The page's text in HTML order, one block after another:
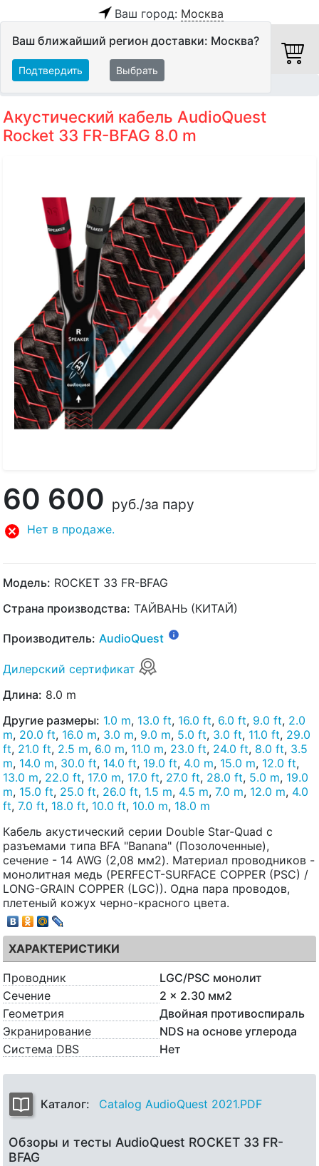
Ваш город: Москва
Ваш ближайший регион доставки: Москва?
Подтвердить Выбрать
Акустический кабель AudioQuest
Rocket 33 FR-BFAG 8.0 m
60 600 руб./за пару
Нет в продаже.
Модель: ROCKET 33 FR-BFAG
Страна производства: ТАЙВАНЬ (КИТАЙ)
Производитель: AudioQuest
Дилерский сертификат
Длина: 8.0 m
Другие размеры: 1.0 m, 13.0 ft, 16.0 ft, 6.0 ft, 9.0 ft, 2.0
m, 20.0 ft, 16.0 m, 3.0 m, 9.0 m, 5.0 ft, 3.0 ft, 11.0 ft, 29.0
ft, 21.0 ft, 2.5 m, 6.0 m, 11.0 m, 23.0 ft, 24.0 ft, 8.0 ft, 3.5
m, 14.0 m, 30.0 ft, 14.0 ft, 19.0 ft, 4.0 m, 15.0 m, 12.0 ft,
13.0 m, 22.0 ft, 17.0 m, 17.0 ft, 27.0 ft, 28.0 ft, 5.0 m, 19.0
m, 15.0 ft, 25.0 ft, 26.0 ft, 1.5 m, 4.5 m, 7.0 m, 12.0 m, 4.0
ft, 7.0 ft, 18.0 ft, 10.0 ft, 10.0 m, 18.0 m
Кабель акустический серии Double Star-Quad с
разъемами типа BFA "Banana" (Позолоченные),
сечение - 14 AWG (2,08 мм2). Материал проводников -
монолитная медь (PERFECT-SURFACE COPPER (PSC) /
LONG-GRAIN COPPER (LGC)). Одна пара проводов,
плетеный кожух черно-красного цвета.
ХАРАКТЕРИСТИКИ
Проводник
LGC/PSC монолит
Сечение
2 x 2.30 мм2
Геометрия
Двойная противоспираль
Экранирование
NDS на основе углерода
Система DBS
Нет
Каталог: Catalog AudioQuest 2021.PDF
Обзоры и тесты AudioQuest ROCKET 33 FR-
BFAG